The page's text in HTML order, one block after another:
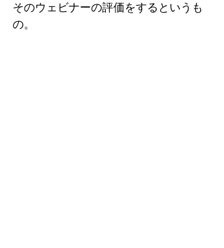
そのウェビナーの評価をするというも
の。